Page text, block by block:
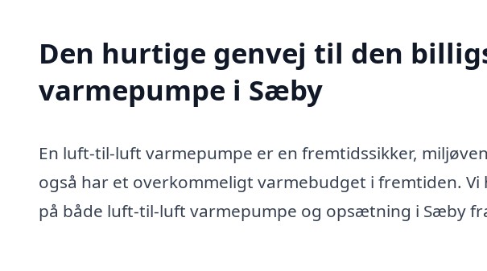
Den hurtige genvej til den
varmepumpe i Sæby
En luft-til-luft varmepumpe er en fremtidssikker,
også har et overkommeligt varmebudget i fremtiden.
på både luft-til-luft varmepumpe og opsætning i Sæby